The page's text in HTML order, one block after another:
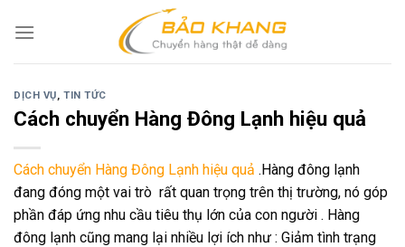
DỊCH VỤ,TIN TỨC
Cách chuyển Hàng Đông Lạnh hiệu quả
Cách chuyển Hàng Đông Lạnh hiệu quả .Hàng đông lạnh
đang đóng một vai trò rất quan trọng trên thị trường, nó góp
phần đáp ứng nhu cầu tiêu thụ lớn của con người . Hàng
đông lạnh cũng mang lại nhiều lợi ích như : Giảm tình trạng